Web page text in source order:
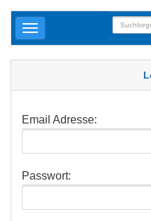
Email Adresse:
Passwort: